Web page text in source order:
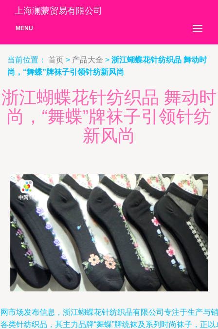
上海澜蒙贸易有限公司
MENU
当前位置： 首页 > 产品大全 > 浙江蝴蝶花针纺织品 舞动时
尚，“舞蝶”牌袜子引领针纺新风尚
浙江蝴蝶花针纺织品 舞动时
尚，“舞蝶”牌袜子引领针纺
新风尚
市场发布信息，浙江蝴蝶花针纺织品有限公司专注于生产与销
类针纺织品，其主力品牌“舞蝶”牌统袜及系列时尚袜子，正以